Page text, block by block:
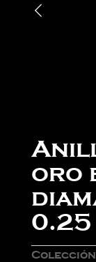
oro
0.25